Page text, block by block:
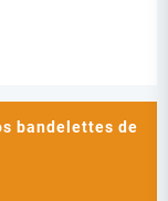
bandelettes de